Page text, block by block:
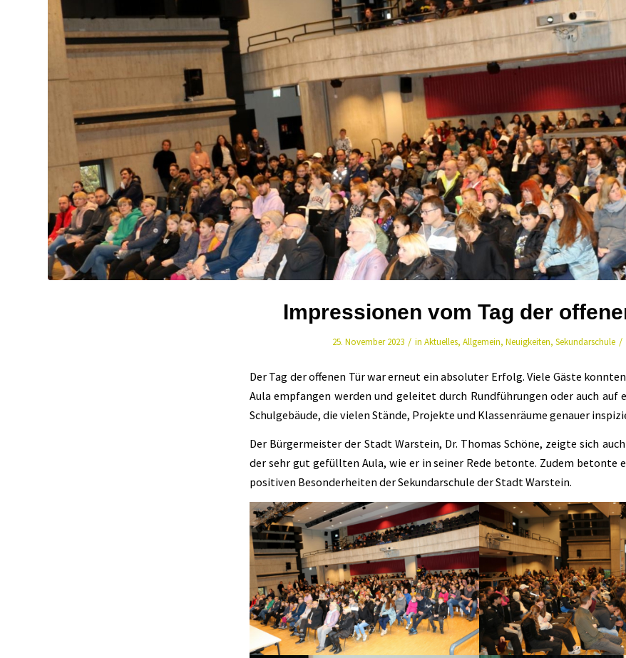
Impressionen vom Tag der
25. November 2023 / in Aktuelles, Allgemein, Neuigkeiten, Sekundarschule /
Der Tag der offenen Tür war erneut ein absoluter Erfolg. Viele Gäste
Aula empfangen werden und geleitet durch Rundführungen oder auch auf
Schulgebäude, die vielen Stände, Projekte und Klassenräume genauer
Der Bürgermeister der Stadt Warstein, Dr. Thomas Schöne, zeigte sich
der sehr gut gefüllten Aula, wie er in seiner Rede betonte. Zudem betonte
positiven Besonderheiten der Sekundarschule der Stadt Warstein.